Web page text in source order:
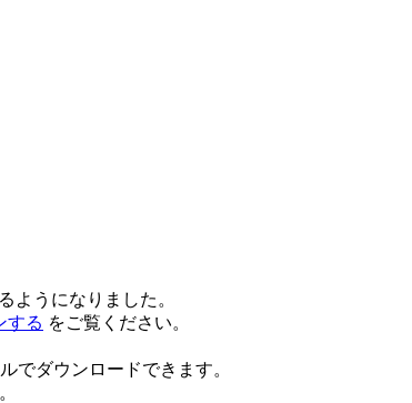
ようになりました。
する をご覧ください。
でダウンロードできます。